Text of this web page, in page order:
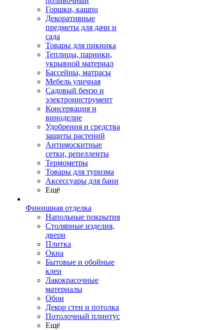
Горшки, кашпо
Декоративные
предметы для дачи и
сада
Товары для пикника
Теплицы, парники,
укрывной материал
Бассейны, матрасы
Мебель уличная
Садовый бензо и
электроинструмент
Консервация и
виноделие
Удобрения и средства
защиты растений
Антимоскитные
сетки, репелленты
Термометры
Товары для туризма
Аксессуары для бани
Ещё
Финишная отделка
Напольные покрытия
Столярные изделия,
двери
Плитка
Окна
Бытовые и обойные
клеи
Лакокрасочные
материалы
Обои
Декор стен и потолка
Потолочный плинтус
Ещё